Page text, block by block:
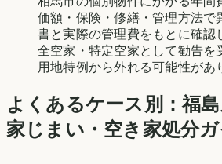
価額・保険・修繕・管理方法で
書と実際の管理費をもとに確認
全空家・特定空家として勧告を
用地特例から外れる可能性があ
よくあるケース別：福
家じまい・空き家処分